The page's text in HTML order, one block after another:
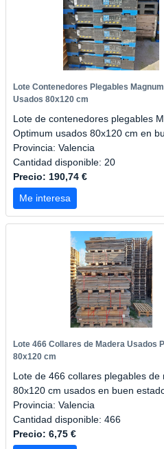
Lote Contenedores Plegables
Usados 80x120 cm
Lote de contenedores plegables
Optimum usados 80x120 cm en
Provincia: Valencia
Cantidad disponible: 20
Precio: 190,74 €
Me interesa
Lote 466 Collares de Madera Usados
80x120 cm
Lote de 466 collares plegables de
80x120 cm usados en buen
Provincia: Valencia
Cantidad disponible: 466
Precio: 6,75 €